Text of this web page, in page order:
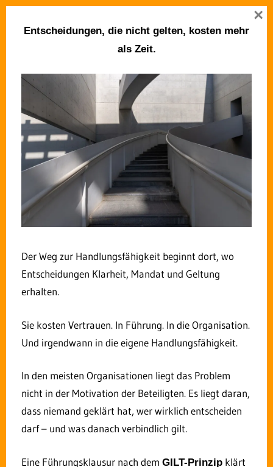
Zum
Zukunft Verwaltung Menü
Die Interviewreihe „Kür oder
Pflicht? Digitalisierung in der
Kommunalverwaltung“ –
heute mit Oberbürgermeister
Tessmer
9. OKTOBER 2018
ROLF DINDORF
KOMMENTAR HINTERLASSEN
Über Letzte Artikel
Unternehmen und Verwaltungen zu Fragen der
Entscheidungsfähigkeit, Führung und
Entscheidungen in Organisationen nicht gelten,
obwohl formal alles geregelt ist.
Entscheidungen, die nicht gelten, kosten mehr
als Zeit.
Der Weg zur Handlungsfähigkeit beginnt dort, wo
Entscheidungen Klarheit, Mandat und Geltung
erhalten.
Sie kosten Vertrauen. In Führung. In die Organisation.
Und irgendwann in die eigene Handlungsfähigkeit.
In den meisten Organisationen liegt das Problem
nicht in der Motivation der Beteiligten. Es liegt daran,
dass niemand geklärt hat, wer wirklich entscheiden
darf – und was danach verbindlich gilt.
Eine Führungsklausur nach dem GILT-Prinzip klärt
×